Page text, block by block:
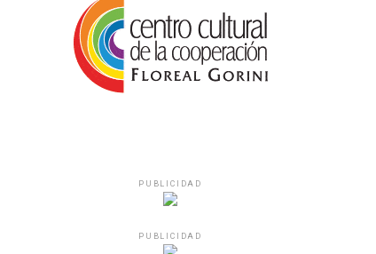
PUBLICIDAD
PUBLICIDAD